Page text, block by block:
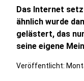
Das Internet
ähnlich wurde
gelästert, das
seine eigene
Veröffentlicht: